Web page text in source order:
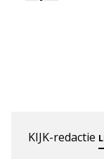
KIJK-redactie